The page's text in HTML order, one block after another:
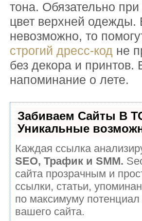
тона. Обязательно
цвет верхней одежды.
невозможно, то
строгий дресс-код не
без декора и принтов.
напоминание о лете.
Забиваем Сайты В
Уникальные
Каждая ссылка
SEO, Трафик и SMM.
сайта прозрачным и
ссылки, статьи,
по максимуму
вашего сайта.